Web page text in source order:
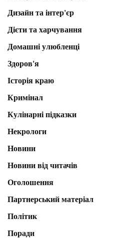
Дизайн та інтер'єр
Дієти та харчування
Домашні улюбленці
Здоров'я
Історія краю
Кримінал
Кулінарні підказки
Некрологи
Новини
Новини від читачів
Оголошення
Партнерський матеріал
Політик
Поради